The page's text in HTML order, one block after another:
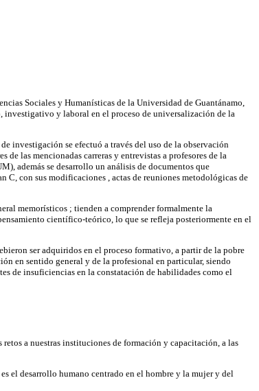
Sociales y Humanísticas de la Universidad de Guantánamo,
investigativo y laboral en el proceso de universalización de la
investigación se efectuó a través del uso de la observación
las mencionadas carreras y entrevistas a profesores de la
además se desarrollo un análisis de documentos que
C, con sus modificaciones , actas de reuniones metodológicas de
memorísticos ; tienden a comprender formalmente la
científico-teórico, lo que se refleja posteriormente en el
ser adquiridos en el proceso formativo, a partir de la pobre
en sentido general y de la profesional en particular, siendo
de insuficiencias en la constatación de habilidades como el
a nuestras instituciones de formación y capacitación, a las
el desarrollo humano centrado en el hombre y la mujer y del